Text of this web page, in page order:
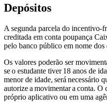
Depósitos
A segunda parcela do incentivo-
creditada em conta poupança
pelo banco público em nome dos
Os valores poderão ser
se o estudante tiver 18 anos de
menor de idade, será necessário
autorize a movimentar a conta.
próprio aplicativo ou em uma